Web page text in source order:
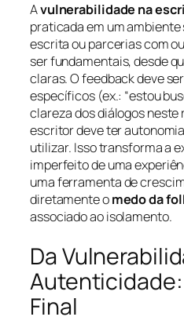
Avulnerabilidade na
praticada em um ambiente
escrita ou parcerias com
ser fundamentais, desde
claras. O feedback deve
específicos (ex.: “estou
clareza dos diálogos neste
escritor deve ter
utilizar. Isso transforma a
imperfeito de uma
uma ferramenta de
diretamente omedo da
associado ao isolamento.
Da
Final